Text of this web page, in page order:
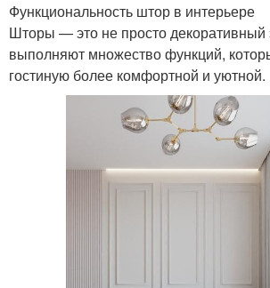
Функциональность штор в интерьере
Шторы — это не просто декоративный
выполняют множество функций,
гостиную более комфортной и уютной.